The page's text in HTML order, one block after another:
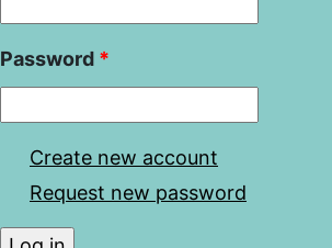
Password *
Create new account
Request new password